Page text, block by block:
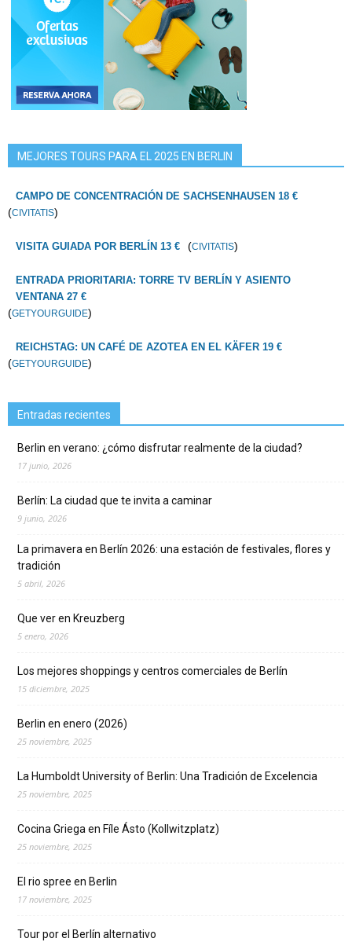
MEJORES TOURS PARA EL 2025 EN BERLIN
CAMPO DE CONCENTRACIÓN DE SACHSENHAUSEN 18 €
(CIVITATIS)
VISITA GUIADA POR BERLÍN 13 € (CIVITATIS)
ENTRADA PRIORITARIA: TORRE TV BERLÍN Y ASIENTO
VENTANA 27 €
(GETYOURGUIDE)
REICHSTAG: UN CAFÉ DE AZOTEA EN EL KÄFER 19 €
(GETYOURGUIDE)
Entradas recientes
Berlin en verano: ¿cómo disfrutar realmente de la ciudad?
17 junio, 2026
Berlín: La ciudad que te invita a caminar
9 junio, 2026
La primavera en Berlín 2026: una estación de festivales, flores y
tradición
5 abril, 2026
Que ver en Kreuzberg
5 enero, 2026
Los mejores shoppings y centros comerciales de Berlín
15 diciembre, 2025
Berlin en enero (2026)
25 noviembre, 2025
La Humboldt University of Berlin: Una Tradición de Excelencia
25 noviembre, 2025
Cocina Griega en Fíle Ásto (Kollwitzplatz)
25 noviembre, 2025
El rio spree en Berlin
17 noviembre, 2025
Tour por el Berlín alternativo